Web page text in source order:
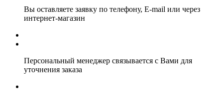
Вы оставляете заявку по телефону, E-mail или через
интернет-магазин
Персональный менеджер связывается с Вами для
уточнения заказа